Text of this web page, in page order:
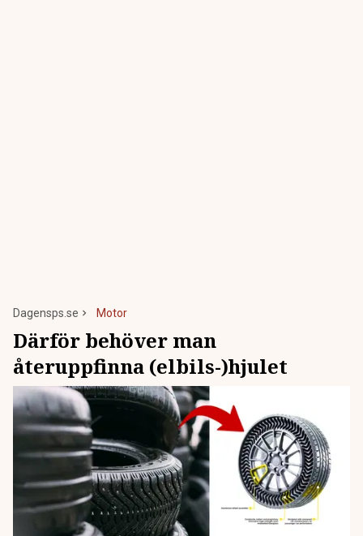
Dagensps.se Motor
Därför behöver man
återuppfinna (elbils-)hjulet